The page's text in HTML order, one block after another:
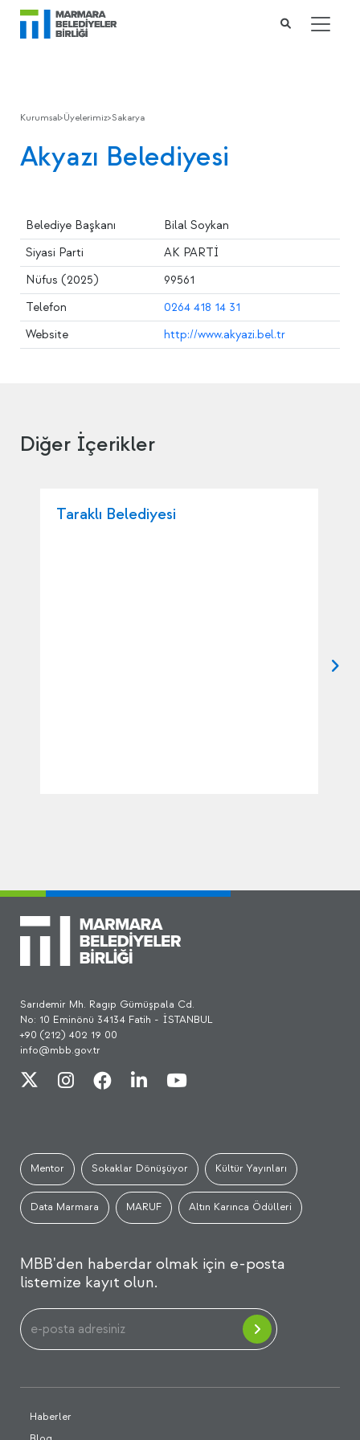
Kurumsal>Üyelerimiz>Sakarya
Akyazı Belediyesi
Belediye Başkanı
Bilal Soykan
Siyasi Parti
AK PARTİ
Nüfus (2025)
99561
Telefon
0264 418 14 31
Website
http://www.akyazi.bel.tr
Diğer İçerikler
Taraklı Belediyesi
Sarıdemir Mh. Ragıp Gümüşpala Cd.
No: 10 Eminönü 34134 Fatih - İSTANBUL
+90 (212) 402 19 00
info@mbb.gov.tr
Mentor Sokaklar Dönüşüyor Kültür Yayınları
Data Marmara MARUF Altın Karınca Ödülleri
MBB'den haberdar olmak için e-posta
listemize kayıt olun.
Haberler